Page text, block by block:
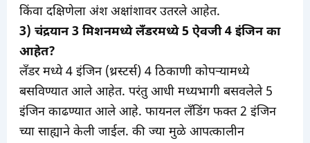
किंवा दक्षिणेला अंश अक्षांशावर उतरले आहेत.
3) चंद्रयान 3 मिशनमध्ये लँडरमध्ये 5 ऐवजी 4 इंजिन का
आहेत?
लँडर मध्ये 4 इंजिन (थ्रस्टर्स) 4 ठिकाणी कोपऱ्यामध्ये
बसविण्यात आले आहेत. परंतु आधी मध्यभागी बसवलेले 5
इंजिन काढण्यात आले आहे. फायनल लँडिंग फक्त 2 इंजिन
च्या साह्याने केली जाईल. की ज्या मुळे आपत्कालीन